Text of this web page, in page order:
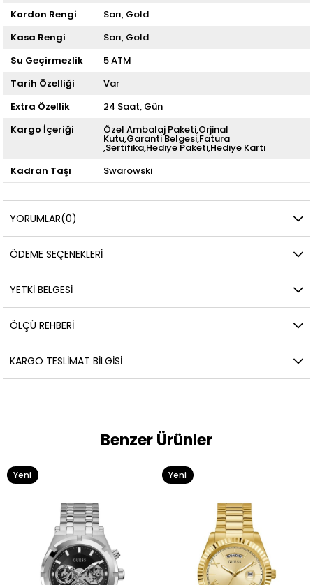
Kordon Rengi Sarı Gold
Kasa Rengi
Sarı Gold
Su Geçirmezlik
5 ATM
Tarih Özelliği
Var
Extra Özellik
24 Saat Gün
Kargo İçeriği
Özel Ambalaj Paketi,Orjinal
Kutu,Garanti Belgesi,Fatura
,Sertifika,Hediye Paketi,Hediye Kartı
Kadran Taşı
Swarowski
YORUMLAR(0)
ÖDEME SEÇENEKLERI
YETKİ BELGESİ
ÖLÇÜ REHBERI
KARGO TESLIMAT BILGISI
Benzer Ürünler